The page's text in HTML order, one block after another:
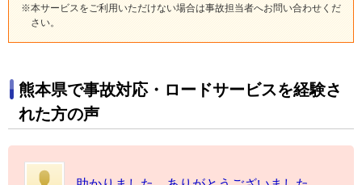
※本サービスをご利用いただけない場合は事故担当者へお問い合わせくだ
さい。
熊本県で事故対応・ロードサービスを経験さ
れた方の声